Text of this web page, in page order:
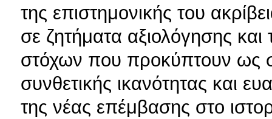
της επιστημονικής του
σε ζητήματα αξιολόγησης
στόχων που προκύπτουν ως
συνθετικής ικανότητας και
της νέας επέμβασης στο